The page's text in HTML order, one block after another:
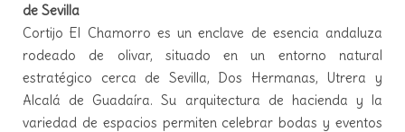
de Sevilla
Cortijo El Chamorro es un enclave de esencia andaluza
rodeado de olivar, situado en un entorno natural
estratégico cerca de Sevilla, Dos Hermanas, Utrera y
Alcalá de Guadaíra. Su arquitectura de hacienda y la
variedad de espacios permiten celebrar bodas y eventos